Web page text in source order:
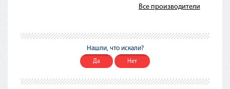
Все производители
Нашли, что искали?
Да Нет